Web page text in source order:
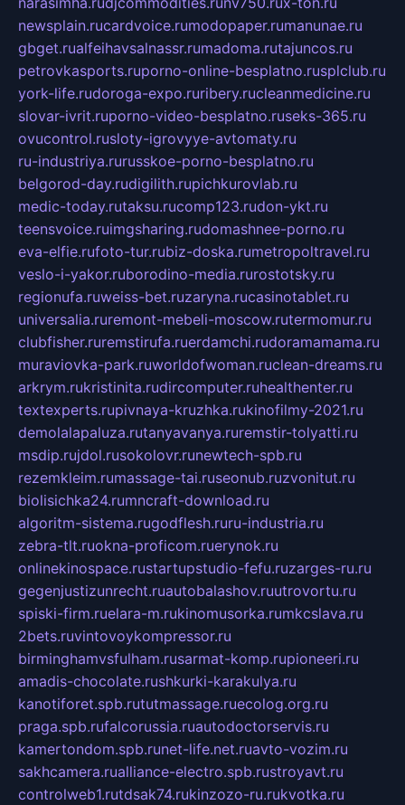
newsplain.rucardvoice.rumodopaper.rumanunae.ru
gbget.rualfeihavsalnassr.rumadoma.rutajuncos.ru
petrovkasports.ruporno-online-besplatno.rusplclub.ru
york-life.rudoroga-expo.ruribery.rucleanmedicine.ru
slovar-ivrit.ruporno-video-besplatno.ruseks-365.ru
ovucontrol.rusloty-igrovyye-avtomaty.ru
ru-industriya.rurusskoe-porno-besplatno.ru
belgorod-day.rudigilith.rupichkurovlab.ru
medic-today.rutaksu.rucomp123.rudon-ykt.ru
teensvoice.ruimgsharing.rudomashnee-porno.ru
eva-elfie.rufoto-tur.rubiz-doska.rumetropoltravel.ru
veslo-i-yakor.ruborodino-media.rurostotsky.ru
regionufa.ruweiss-bet.ruzaryna.rucasinotablet.ru
universalia.ruremont-mebeli-moscow.rutermomur.ru
clubfisher.ruremstirufa.ruerdamchi.rudoramamama.ru
muraviovka-park.ruworldofwoman.ruclean-dreams.ru
arkrym.rukristinita.rudircomputer.ruhealthenter.ru
textexperts.rupivnaya-kruzhka.rukinofilmy-2021.ru
demolalapaluza.rutanyavanya.ruremstir-tolyatti.ru
msdip.rujdol.rusokolovr.runewtech-spb.ru
rezemkleim.rumassage-tai.ruseonub.ruzvonitut.ru
biolisichka24.rumncraft-download.ru
algoritm-sistema.rugodflesh.ruru-industria.ru
zebra-tlt.ruokna-proficom.ruerynok.ru
onlinekinospace.rustartupstudio-fefu.ruzarges-ru.ru
gegenjustizunrecht.ruautobalashov.ruutrovortu.ru
spiski-firm.ruelara-m.rukinomusorka.rumkcslava.ru
2bets.ruvintovoykompressor.ru
birminghamvsfulham.rusarmat-komp.rupioneeri.ru
amadis-chocolate.rushkurki-karakulya.ru
kanotiforet.spb.rututmassage.ruecolog.org.ru
praga.spb.rufalcorussia.ruautodoctorservis.ru
kamertondom.spb.runet-life.net.ruavto-vozim.ru
sakhcamera.rualliance-electro.spb.rustroyavt.ru
controlweb1.rutdsak74.rukinzozo-ru.rukvotka.ru